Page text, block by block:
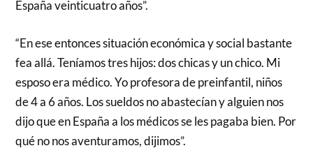
España veinticuatro años”.
“En ese entonces situación económica y social bastante
fea allá. Teníamos tres hijos: dos chicas y un chico. Mi
esposo era médico. Yo profesora de preinfantil, niños
de 4 a 6 años. Los sueldos no abastecían y alguien nos
dijo que en España a los médicos se les pagaba bien. Por
qué no nos aventuramos, dijimos”.